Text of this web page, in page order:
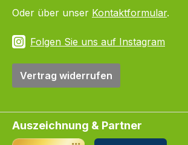
Oder über unser Kontaktformular.
Folgen Sie uns auf Instagram
Vertrag widerrufen
Auszeichnung & Partner